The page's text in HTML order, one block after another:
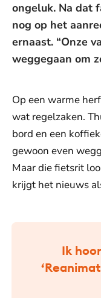
ongeluk. Na dat
nog op het
ernaast. “Onze
weggegaan om
Op een warme
wat regelzaken.
bord en een
gewoon even
Maar die fietsrit
krijgt het nieuws
Ik